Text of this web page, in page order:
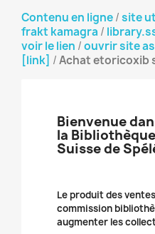
Contenu en ligne/site
frakt kamagra /
voir le lien /ouvrir site
[link] /Achat etoricoxib
Bienvenue
la
Suisse de
Le produit des
commission
augmenter les